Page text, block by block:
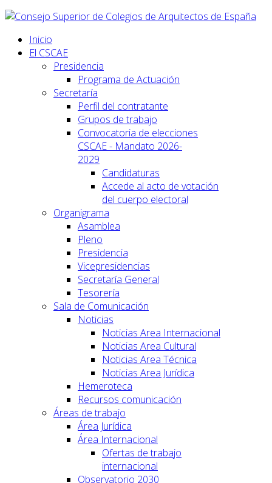
Inicio
El CSCAE
Presidencia
Programa de Actuación
Secretaría
Perfil del contratante
Grupos de trabajo
Convocatoria de elecciones
CSCAE - Mandato 2026-
2029
Candidaturas
Accede al acto de votación
del cuerpo electoral
Organigrama
Asamblea
Pleno
Presidencia
Vicepresidencias
Secretaría General
Tesorería
Sala de Comunicación
Noticias
Noticias Area Internacional
Noticias Area Cultural
Noticias Area Técnica
Noticias Area Jurídica
Hemeroteca
Recursos comunicación
Áreas de trabajo
Área Jurídica
Área Internacional
Ofertas de trabajo
internacional
Observatorio 2030